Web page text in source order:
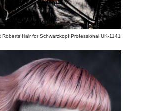
Hair for Schwarzkopf Professional UK-1141